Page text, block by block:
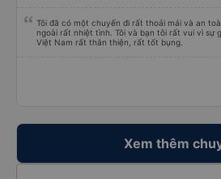
Tôi đã có một chuyến đi rất thoải mái và an
ngoài rất nhiệt tình. Tôi và bạn tôi rất vui vì sự
Việt Nam rất thân thiện, rất tốt bụng.
Xem thêm